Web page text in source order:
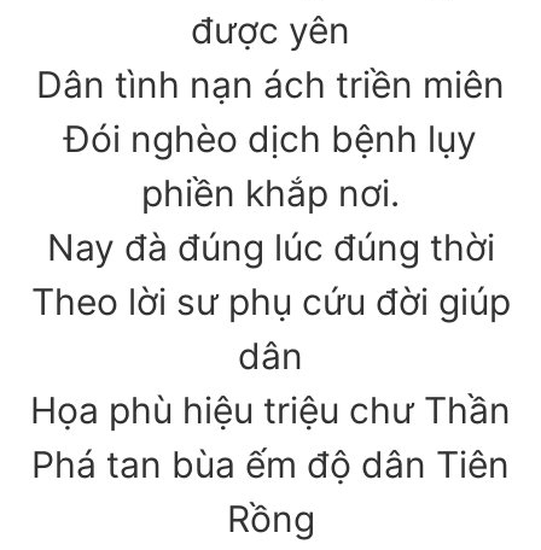
được yên
Dân tình nạn ách triền miên
Đói nghèo dịch bệnh lụy
phiền khắp nơi.
Nay đà đúng lúc đúng thời
Theo lời sư phụ cứu đời giúp
dân
Họa phù hiệu triệu chư Thần
Phá tan bùa ếm độ dân Tiên
Rồng